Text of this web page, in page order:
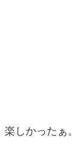
しかったぁ。